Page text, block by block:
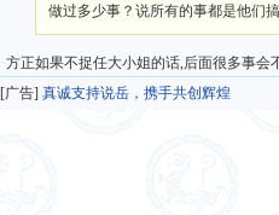
做过多少事？说所有的事都是他们
方正如果不捉任大小姐的话,后面很多事会
[广告]真诚支持说岳，携手共创辉煌